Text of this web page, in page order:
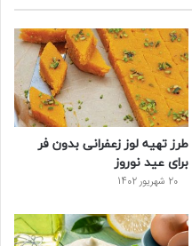
ت
ر
ی
س
ت
ی
و
ب
پ
ر
س
طرز تهیه لوز زعفرانی بدون فر
برای عید نوروز
20 شهریور 1402